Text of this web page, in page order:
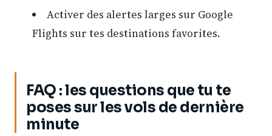
Activer des alertes larges sur Google
Flights sur tes destinations favorites.
FAQ : les questions que tu te
poses sur les vols de dernière
minute